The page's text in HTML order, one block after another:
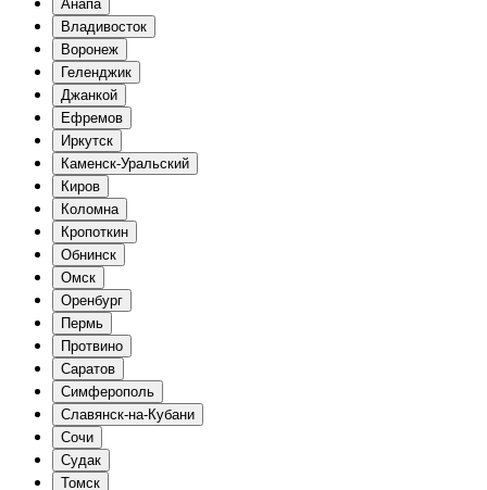
Анапа
Владивосток
Воронеж
Геленджик
Джанкой
Ефремов
Иркутск
Каменск-Уральский
Киров
Коломна
Кропоткин
Обнинск
Омск
Оренбург
Пермь
Протвино
Саратов
Симферополь
Славянск-на-Кубани
Сочи
Судак
Томск